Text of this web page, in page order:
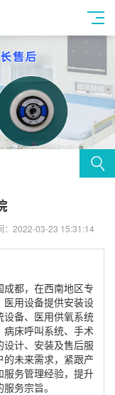
：2022-03-23 15:31:14
都，在西南地区专
医用设备提供安装设
备、医用供氧系统
病床呼叫系统、手术
计、安装及售后服
未来需求，紧跟产
服务管理经验，提升
务宗旨。